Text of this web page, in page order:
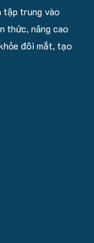
tập trung vào
thức, nâng cao
đôi mắt, tạo